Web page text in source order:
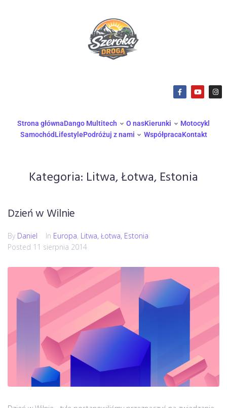
Strona głównaDango Multitech O nasKierunki
Motocykl
SamochódLifestylePodróżuj z nami WspółpracaKontakt
Kategoria: Litwa, Łotwa, Estonia
Dzień w Wilnie
By Daniel In Europa, Litwa, Łotwa, Estonia
Posted 11 sierpnia 2014